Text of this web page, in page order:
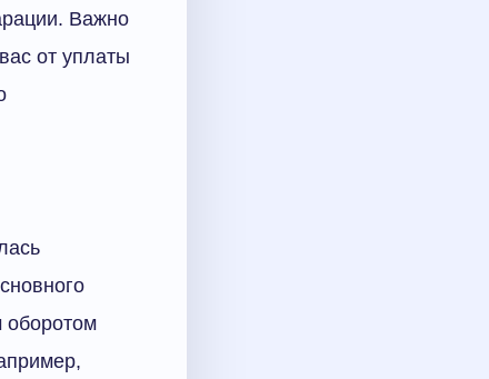
Важно
от уплаты
оборотом